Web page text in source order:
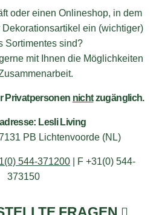
oder einen Onlineshop, in dem
ein (wichtiger)
Sortimentes sind?
mit Ihnen die Möglichkeiten
Privatpersonen nichtzugänglich.
Lesli Living
PB Lichtenvoorde (NL)
544-371200 | F +31(0) 544-
373150